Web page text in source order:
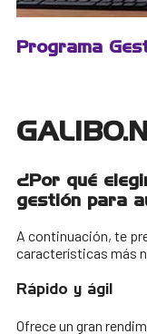
Programa
¿Por qué
gestión para
A continuación, te
características más
Rápido y ágil
Ofrece un gran